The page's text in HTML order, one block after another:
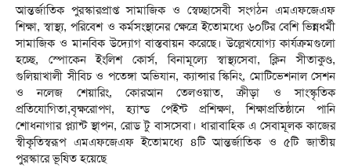
আন্তর্জাতিক পুরস্কারপ্রাপ্ত সামাজিক ও স্বেচ্ছাসেবী সংগঠন এমএফজেএফ
শিক্ষা, স্বাস্থ্য, পরিবেশ ও কর্মসংস্থানের ক্ষেত্রে ইতোমধ্যে ৬০টির বেশি ভিন্নধর্মী
সামাজিক ও মানবিক উদ্যোগ বাস্তবায়ন করেছে। উল্লেখযোগ্য কার্যক্রমগুলো
হচ্ছে, স্পোকেন ইংলিশ কোর্স, বিনামূল্যে স্বাস্থ্যসেবা, ক্লিন সীতাকুণ্ড,
গুলিয়াখালী সীবিচ ও পতেঙ্গা অভিযান, ক্যান্সার স্কিনিং, মোটিভেশনাল সেশন
ও নলেজ শেয়ারিং, কোরআন তেলওয়াত, ক্রীড়া ও সাংস্কৃতিক
প্রতিযোগিতা,বৃক্ষরোপণ, হ্যান্ড পেইন্ট প্রশিক্ষণ, শিক্ষাপ্রতিষ্ঠানে পানি
শোধনাগার প্ল্যান্ট স্থাপন, রোড টু বাসসেবা। ধারাবাহিক এ সেবামূলক কাজের
স্বীকৃতিস্বরূপ এমএফজেএফ ইতোমধ্যে ৪টি আন্তর্জাতিক ও ৫টি জাতীয়
পুরস্কারে ভূষিত হয়েছে